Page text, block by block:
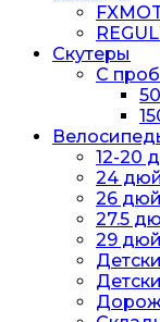
Скутеры
С
12-20
24
26
27.5
29